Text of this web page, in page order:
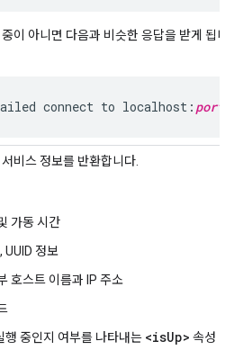
이 아니면 다음과 비슷한 응답을 받게 됩
connect to localhost:
비스 정보를 반환합니다.
가동 시간
UUID 정보
호스트 이름과 IP 주소
행 중인지 여부를 나타내는 <isUp> 속성